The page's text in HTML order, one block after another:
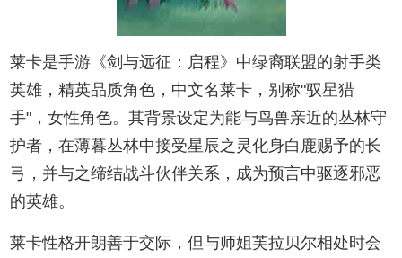
莱卡是手游《剑与远征：启程》中绿裔联盟的射手类
英雄，精英品质角色，中文名莱卡，别称"驭星猎
手"，女性角色。其背景设定为能与鸟兽亲近的丛林守
护者，在薄暮丛林中接受星辰之灵化身白鹿赐予的长
弓，并与之缔结战斗伙伴关系，成为预言中驱逐邪恶
的英雄。
莱卡性格开朗善于交际，但与师姐芙拉贝尔相处时会